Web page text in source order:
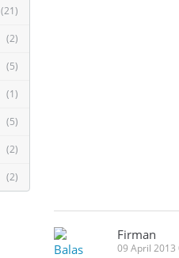
(21)
(2)
(5)
(1)
(5)
(2)
(2)
Balas
Firman
09 April 2013